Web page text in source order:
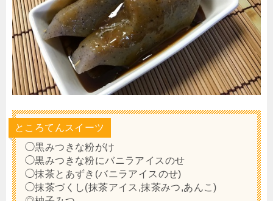
ところてんスイーツ
◯黒みつきな粉がけ
◯黒みつきな粉にバニラアイスのせ
◯抹茶とあずき(バニラアイスのせ)
◯抹茶づくし(抹茶アイス,抹茶みつ,あんこ)